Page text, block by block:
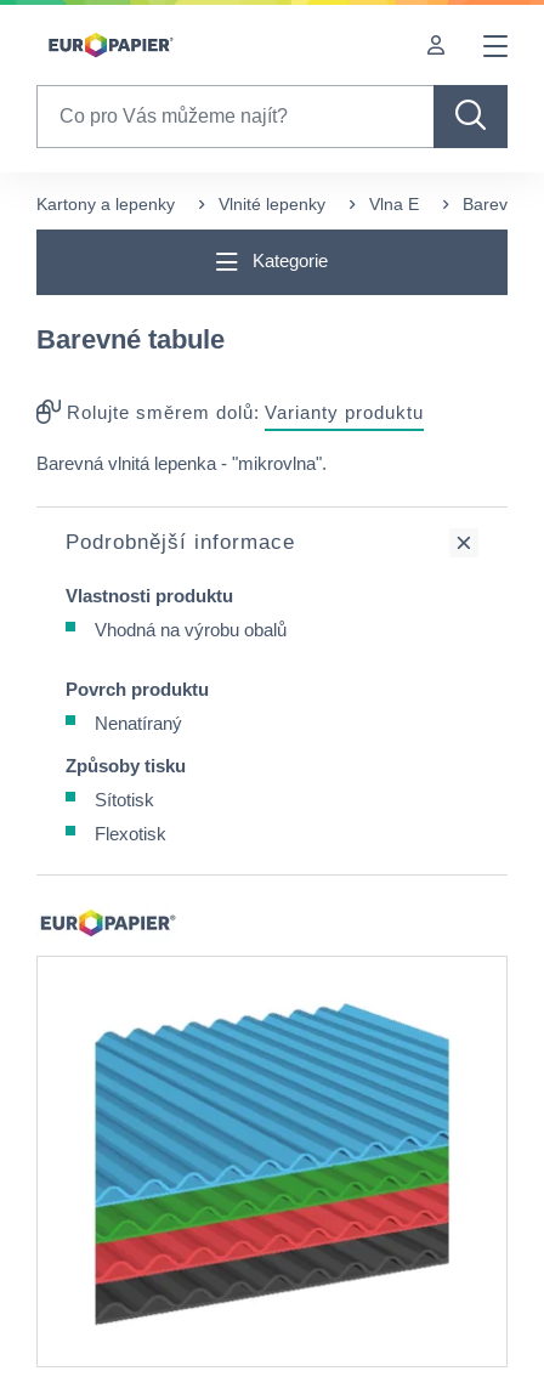
Table Of Content
Kartony a lepenky Vlnité lepenky Vlna E Barevné
Kategorie
Barevné tabule
Rolujte směrem dolů: Varianty produktu
Barevná vlnitá lepenka - "mikrovlna".
Podrobnější informace
Vlastnosti produktu
Vhodná na výrobu obalů
Povrch produktu
Nenatíraný
Způsoby tisku
Sítotisk
Flexotisk